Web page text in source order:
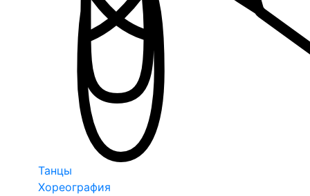
Танцы
Хореография